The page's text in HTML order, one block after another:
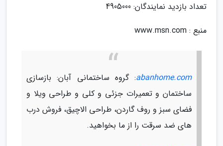
تعداد بازدید نمایندگان: 4905000
منبع : www.msn.com
abanhome.com: گروه ساختمانی آبان: بازسازی
ساختمان و تعمیرات جزئی و کلی و طراحی ویلا و
فضای سبز و روف گاردن، طراحی الاچیق، فروش درب
های ضد سرقت را از ما بخواهید.